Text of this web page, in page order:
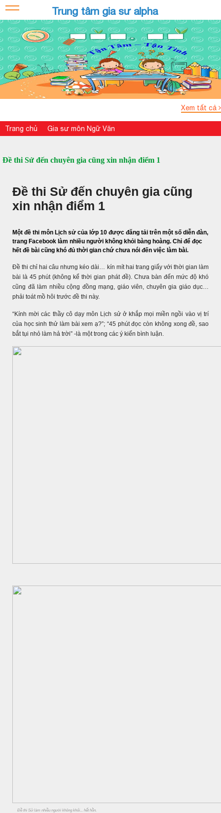
Trung tâm gia sư alpha
Xem tất cả
Trang chủ Gia sư môn Ngữ Văn
Đề thi Sử đến chuyên gia cũng xin nhận điểm 1
Đề thi Sử đến chuyên gia cũng
xin nhận điểm 1
Một đề thi môn Lịch sử của lớp 10 được đăng tải trên một số diễn đàn,
trang Facebook làm nhiều người không khỏi bàng hoàng. Chỉ để đọc
hết đề bài cũng khó đủ thời gian chứ chưa nói đến việc làm bài.
Đề thi chỉ hai câu nhưng kéo dài… kín mít hai trang giấy với thời gian làm
bài là 45 phút (không kể thời gian phát đề). Chưa bàn đến mức độ khó
cũng đã làm nhiều cộng đồng mạng, giáo viên, chuyên gia giáo dục…
phải toát mồ hôi trước đề thi này.
“Kính mời các thầy cô dạy môn Lịch sử ở khắp mọi miền ngồi vào vị trí
của học sinh thử làm bài xem ạ?”; “45 phút đọc còn không xong đề, sao
bắt tụi nhỏ làm hả trời” -là một trong các ý kiến bình luận.
Đề thi Sử làm nhiều người không khỏi... hết hồn.